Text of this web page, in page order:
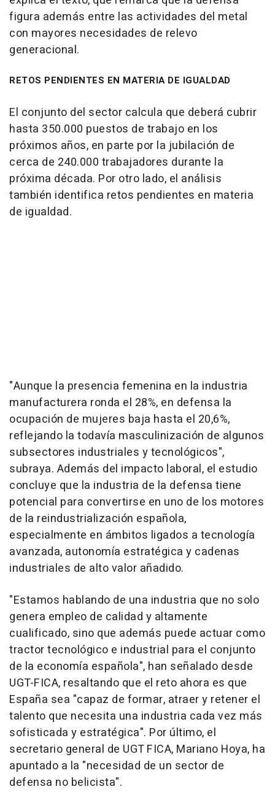
figura además entre las actividades del metal
con mayores necesidades de relevo
generacional.
RETOS PENDIENTES EN MATERIA DE IGUALDAD
El conjunto del sector calcula que deberá cubrir
hasta 350.000 puestos de trabajo en los
próximos años, en parte por la jubilación de
cerca de 240.000 trabajadores durante la
próxima década. Por otro lado, el análisis
también identifica retos pendientes en materia
de igualdad.
"Aunque la presencia femenina en la industria
manufacturera ronda el 28%, en defensa la
ocupación de mujeres baja hasta el 20,6%,
reflejando la todavía masculinización de algunos
subsectores industriales y tecnológicos",
subraya. Además del impacto laboral, el estudio
concluye que la industria de la defensa tiene
potencial para convertirse en uno de los motores
de la reindustrialización española,
especialmente en ámbitos ligados a tecnología
avanzada, autonomía estratégica y cadenas
industriales de alto valor añadido.
"Estamos hablando de una industria que no solo
genera empleo de calidad y altamente
cualificado, sino que además puede actuar como
tractor tecnológico e industrial para el conjunto
de la economía española", han señalado desde
UGT-FICA, resaltando que el reto ahora es que
España sea "capaz de formar, atraer y retener el
talento que necesita una industria cada vez más
sofisticada y estratégica". Por último, el
secretario general de UGT FICA, Mariano Hoya, ha
apuntado a la "necesidad de un sector de
defensa no belicista".